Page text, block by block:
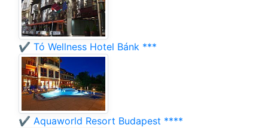
✔️ Tó Wellness Hotel Bánk ***
✔️ Aquaworld Resort Budapest ****